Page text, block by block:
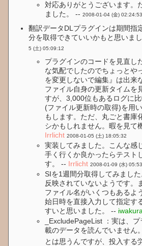
対応ありがとうございます。
ました。 --2008-01-04 (金) 02:24:53
翻訳データDLプラグインは期間指
分を取得できていいかもと思いま
5 (土) 05:09:12
プラグインのコードを見直し
な気配でしたのでちょっとや
を変更しないで編集』は出来
ファイル自身の更新タイムを
すが、3,000位もあるログに
(ファイル更新時の取得)を用
もします。ただ、丸ごと書庫
シかもしれません。暇を見て
Irrlicht 2008-01-05 (土) 18:05:32
実装してみました。こんな感
手く行くか良かったらテスト
す。 -- Irrlicht 2008-01-09 (水)
SIを1週間分取得してみまし
反映されていないようです。
ファイル名がいくつもあるよ
始日時を直接入力して指定す
すいと思いました。 -- iwakura
_ExcludePageList ：実は、
載のデータを読んでいません
とは思うんですが、投入する